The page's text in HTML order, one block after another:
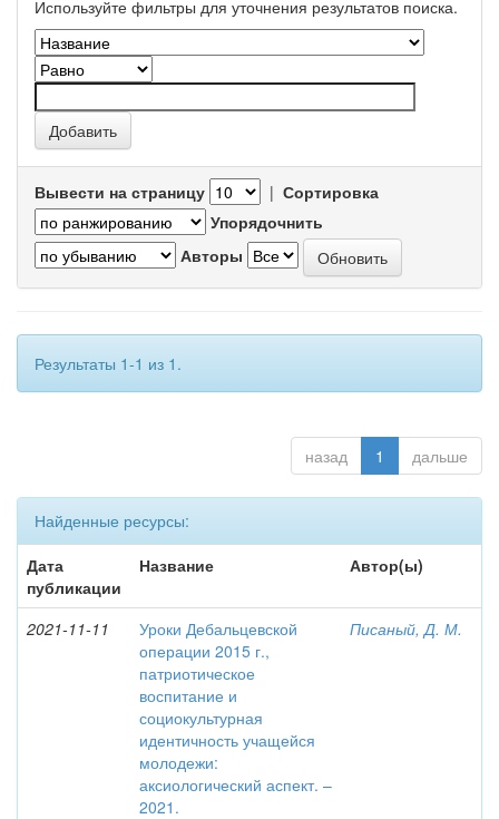
Используйте фильтры для уточнения результатов поиска.
Вывести на страницу | Сортировка
Упорядочнить
Авторы
Результаты 1-1 из 1.
назад 1 дальше
Найденные ресурсы:
Дата
публикации
Название Автор(ы)
2021-11-11
Уроки Дебальцевской
операции 2015 г.,
патриотическое
воспитание и
социокультурная
идентичность учащейся
молодежи:
аксиологический аспект. –
2021.
Писаный, Д. М.